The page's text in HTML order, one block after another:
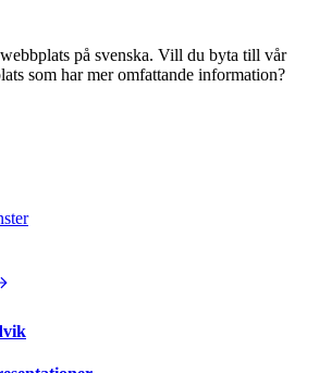
på svenska. Vill du byta till vår
som har mer omfattande information?